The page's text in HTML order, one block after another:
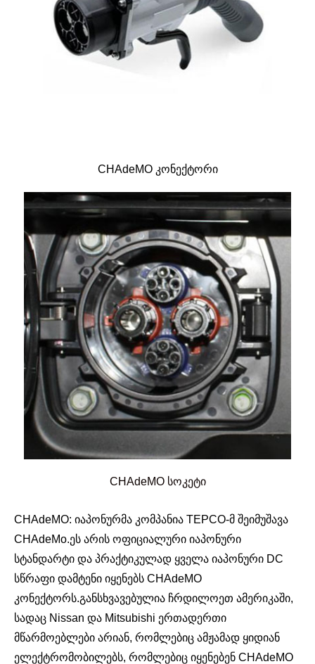
CHAdeMO კონექტორი
CHAdeMO სოკეტი
CHAdeMO: იაპონურმა კომპანია TEPCO-მ შეიმუშავა
CHAdeMo.ეს არის ოფიციალური იაპონური
სტანდარტი და პრაქტიკულად ყველა იაპონური DC
სწრაფი დამტენი იყენებს CHAdeMO
კონექტორს.განსხვავებულია ჩრდილოეთ ამერიკაში,
სადაც Nissan და Mitsubishi ერთადერთი
მწარმოებლები არიან, რომლებიც ამჟამად ყიდიან
ელექტრომობილებს, რომლებიც იყენებენ CHAdeMO